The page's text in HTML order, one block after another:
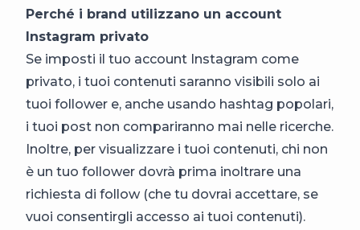
Perché i brand utilizzano un account
Instagram privato
Se imposti il tuo account Instagram come
privato, i tuoi contenuti saranno visibili solo ai
tuoi follower e, anche usando hashtag popolari,
i tuoi post non compariranno mai nelle ricerche.
Inoltre, per visualizzare i tuoi contenuti, chi non
è un tuo follower dovrà prima inoltrare una
richiesta di follow (che tu dovrai accettare, se
vuoi consentirgli accesso ai tuoi contenuti).